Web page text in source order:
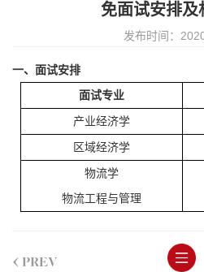
免面试安排及
发布时间：
一、面试安排
面试专业
产业经济学
区域经济学
物流学
物流工程与管理
< PREV